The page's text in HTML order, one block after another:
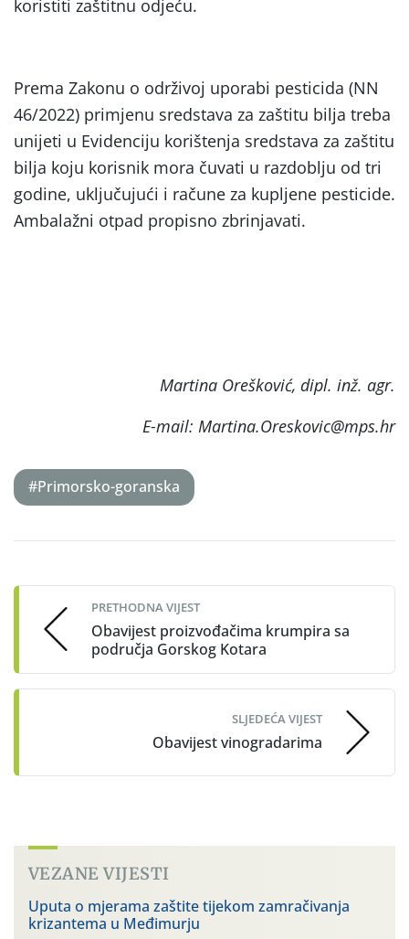
koristiti zaštitnu odjeću.
Prema Zakonu o održivoj uporabi pesticida (NN
46/2022) primjenu sredstava za zaštitu bilja treba
unijeti u Evidenciju korištenja sredstava za zaštitu
bilja koju korisnik mora čuvati u razdoblju od tri
godine, uključujući i račune za kupljene pesticide.
Ambalažni otpad propisno zbrinjavati.
Martina Orešković, dipl. inž. agr.
E-mail: Martina.Oreskovic@mps.hr
#Primorsko-goranska
navigation
PRETHODNA VIJEST
Obavijest proizvođačima krumpira sa
područja Gorskog Kotara
SLJEDEĆA VIJEST
Obavijest vinogradarima
VEZANE VIJESTI
Uputa o mjerama zaštite tijekom zamračivanja
krizantema u Međimurju